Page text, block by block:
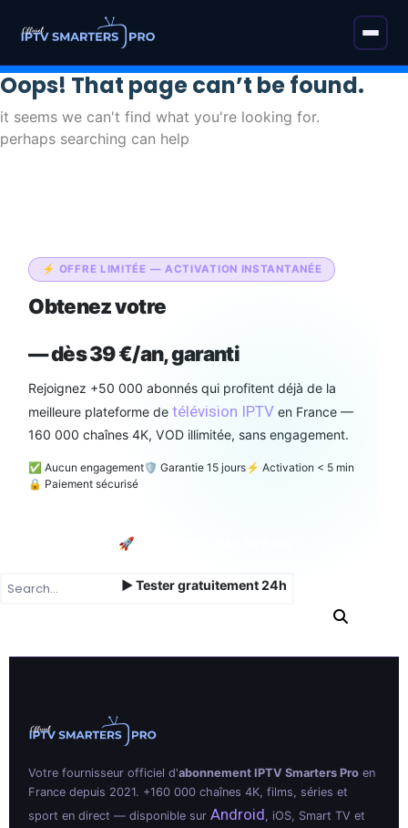
Oops! That page can’t be found.
it seems we can't find what you're looking for.
perhaps searching can help
⚡ OFFRE LIMITÉE — ACTIVATION INSTANTANÉE
Obtenez votre
— dès 39 €/an, garanti
Rejoignez +50 000 abonnés qui profitent déjà de la
meilleure plateforme detélévision IPTV en France —
160 000 chaînes 4K, VOD illimitée, sans engagement.
✅ Aucun engagement🛡️ Garantie 15 jours⚡ Activation < 5 min
🔒 Paiement sécurisé
🚀 Souscrire — dès 39 €/an
▶ Tester gratuitement 24h
Votre fournisseur officiel d'abonnement IPTV Smarters Pro en
France depuis 2021. +160 000 chaînes 4K, films, séries et
sport en direct — disponible surAndroid, iOS, Smart TV et